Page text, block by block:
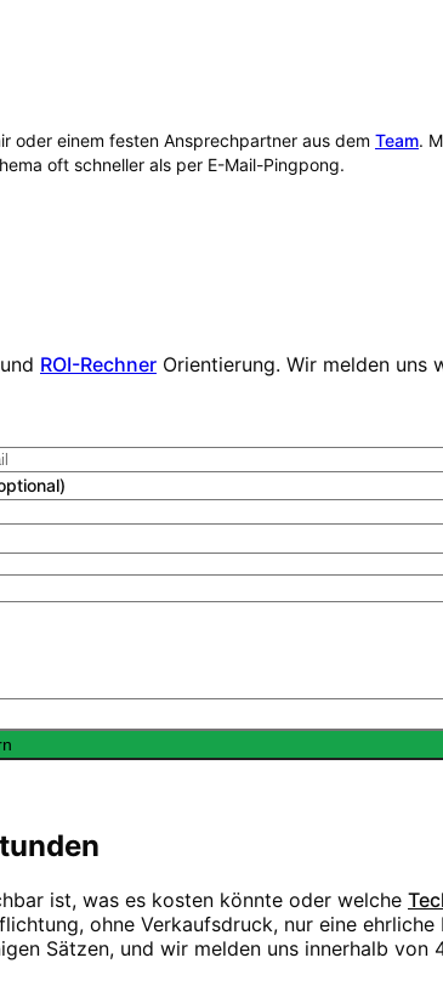
oder einem festen Ansprechpartner aus dem Team.
oft schneller als per E-Mail-Pingpong.
und ROI-Rechner Orientierung. Wir melden uns
ist, was es kosten könnte oder welche
ohne Verkaufsdruck, nur eine ehrliche
Sätzen, und wir melden uns innerhalb von